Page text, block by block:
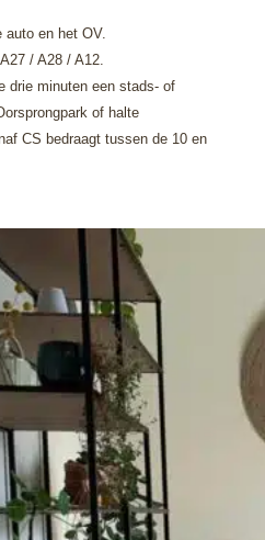
auto en het OV.
/ A28 / A12.
drie minuten een stads​-​ of
of halte
CS bedraagt tussen de 10 en